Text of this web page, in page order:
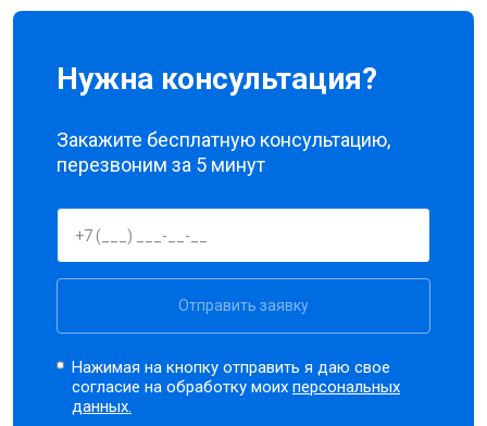
Нужна консультация?
Закажите бесплатную консультацию,
перезвоним за 5 минут
Отправить заявку
Нажимая на кнопку отправить я даю свое
согласие на обработку моихперсональных
данных.